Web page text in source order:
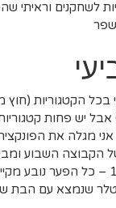
בכל הקטגוריות (חוץ
אבל יש פחות
מגלה את
הקבוצה השבוע
בחירת דראפט מס' 1 – כל הפער
שנמצא עם הבת